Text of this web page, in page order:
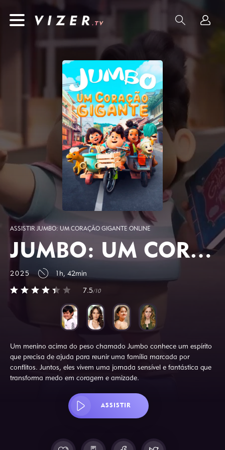
ASSISTIR JUMBO: UM CORAÇÃO GIGANTE ONLINE
JUMBO: UM CORAÇÃO GIGANTE
2025 1h, 42min
7.5/10
Um menino acima do peso chamado Jumbo conhece um espírito
que precisa de ajuda para reunir uma família marcada por
conflitos. Juntos, eles vivem uma jornada sensível e fantástica que
transforma medo em coragem e amizade.
ASSISTIR